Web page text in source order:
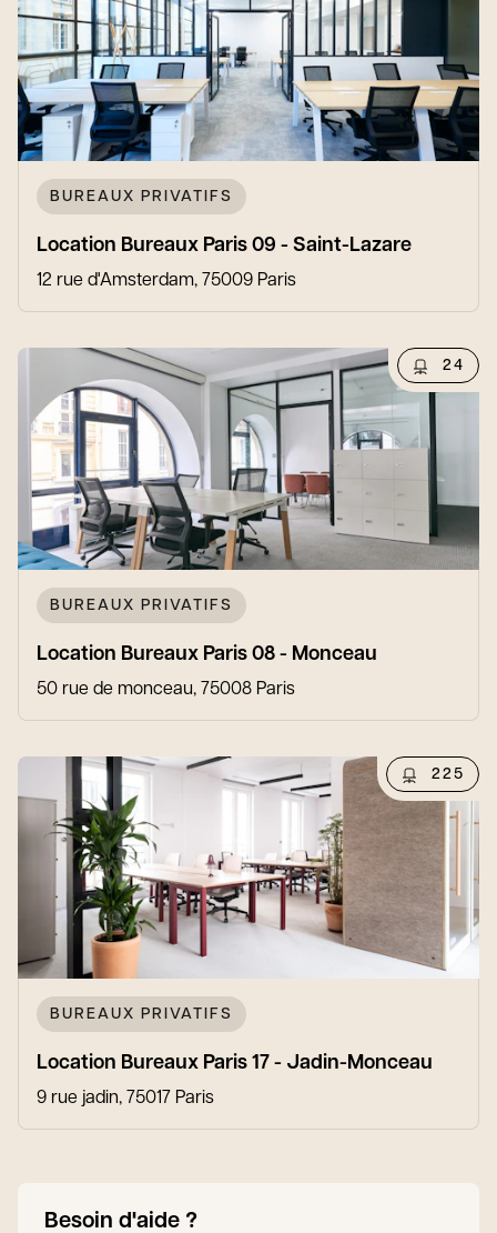
BUREAUX PRIVATIFS
Location Bureaux Paris 09 - Saint-Lazare
12 rue d'Amsterdam, 75009 Paris
24
BUREAUX PRIVATIFS
Location Bureaux Paris 08 - Monceau
50 rue de monceau, 75008 Paris
225
BUREAUX PRIVATIFS
Location Bureaux Paris 17 - Jadin-Monceau
9 rue jadin, 75017 Paris
Besoin d'aide ?